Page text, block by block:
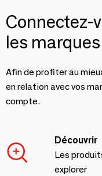
Connectez-
les marques
Afin de profiter au
en relation avec vos
compte.
Découvrir
Les
explorer